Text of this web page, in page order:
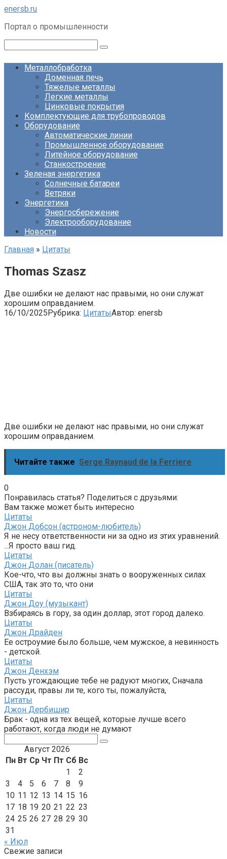
Перейти
контенту
enersb.ru
Портал о промышленности
Металлобработка
Доменная печь
Тяжелые металлы
Легкие металлы
Цинковые покрытия
Комплектующие для трубопроводов
Оборудование
Автоматические линии
Промышленное оборудование
Литейное оборудование
Станкостроение
Зеленая энергетика
Солнечные батареи
Ветряки
Энергетика
Энергосбережение
Электрооборудование
Новости
Главная » Цитаты
Thomas Szasz
Две ошибки не делают нас правыми, но они служат
хорошим оправданием.
16/10/2025Рубрика: ЦитатыАвтор: enersb
Две ошибки не делают нас правыми, но они служат
хорошим оправданием.
Читайте также Serge Raynaud de la Ferriere
0
Понравилась статья? Поделиться с друзьями:
Вам также может быть интересно
Цитаты
Джон Добсон (астроном-любитель)
Я не несу ответственности ни за одно из этих уравнений.
...Я просто ваш гид.
Цитаты
Джон Долан (писатель)
Кое-что, что вы должны знать о вооруженных силах
США, так это то, что они
Цитаты
Джон Доу (музыкант)
Взбираясь в гору, за один доллар, этот город далеко.
Цитаты
Джон Драйден
Ее остроумие было больше, чем мужское, а невинность
- детской.
Цитаты
Джон Денхэм
Пусть угождающие тебе не радуют многих, Сначала
рассуди, правы ли те, кого ты, пожалуйста,
Цитаты
Джон Дербишир
Брак - одна из тех вещей, которые лучше всего
работают, когда люди не думают
Август 2026
Пн Вт Ср Чт Пт Сб Вс
1
2
3
4 5 6 7 8
9
10 11 12 13 14 15 16
17 18 19 20 21 22 23
24 25 26 27 28 29 30
31
« Июл
Свежие записи